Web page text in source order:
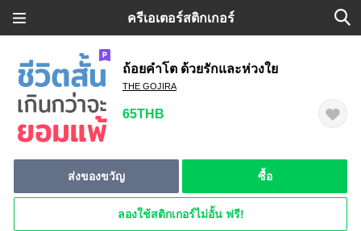
ครีเอเตอร์สติกเกอร์
ถ้อยคำโต ด้วยรักและห่วงใย
THE GOJIRA
65THB
ส่งของขวัญ ซื้อ
ลองใช้สติกเกอร์ไม่อั้น ฟรี!